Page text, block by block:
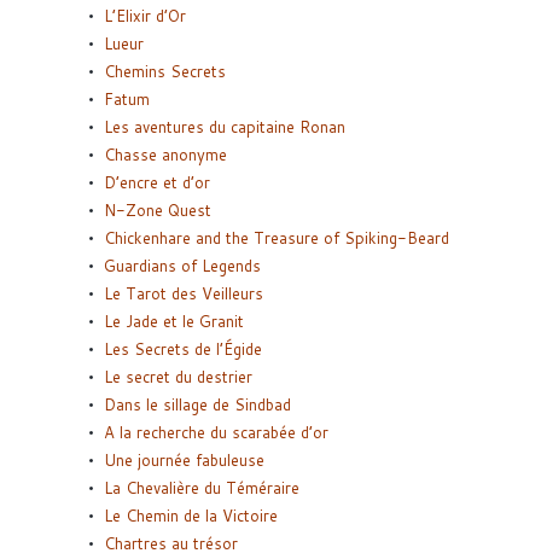
L’Elixir d’Or
Lueur
Chemins Secrets
Fatum
Les aventures du capitaine Ronan
Chasse anonyme
D’encre et d’or
N-Zone Quest
Chickenhare and the Treasure of Spiking-Beard
Guardians of Legends
Le Tarot des Veilleurs
Le Jade et le Granit
Les Secrets de l’Égide
Le secret du destrier
Dans le sillage de Sindbad
A la recherche du scarabée d’or
Une journée fabuleuse
La Chevalière du Téméraire
Le Chemin de la Victoire
Chartres au trésor